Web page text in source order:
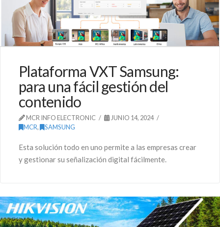
Plataforma VXT Samsung:
para una fácil gestión del
contenido
MCR INFO ELECTRONIC
JUNIO 14, 2024
MCR, SAMSUNG
Esta solución todo en uno permite a las empresas crear
y gestionar su señalización digital fácilmente.